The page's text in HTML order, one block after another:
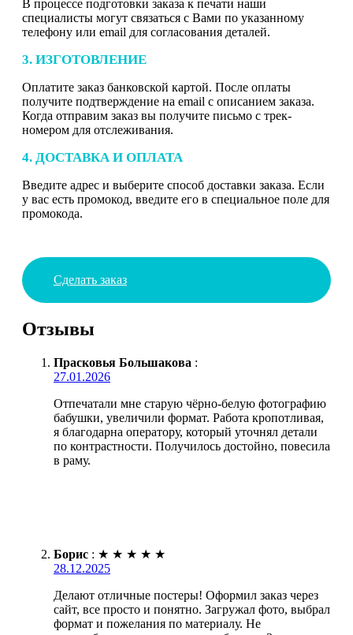
В процессе подготовки заказа к печати наши
специалисты могут связаться с Вами по указанному
телефону или email для согласования деталей.
3. ИЗГОТОВЛЕНИЕ
Оплатите заказ банковской картой. После оплаты
получите подтверждение на email с описанием заказа.
Когда отправим заказ вы получите письмо с трек-
номером для отслеживания.
4. ДОСТАВКА И ОПЛАТА
Введите адрес и выберите способ доставки заказа. Если
у вас есть промокод, введите его в специальное поле для
промокода.
Сделать заказ
Отзывы
Прасковья Большакова :
27.01.2026
Отпечатали мне старую чёрно-белую фотографию
бабушки, увеличили формат. Работа кропотливая,
я благодарна оператору, который уточнял детали
по контрастности. Получилось достойно, повесила
в раму.
Борис : ★ ★ ★ ★ ★
28.12.2025
Делают отличные постеры! Оформил заказ через
сайт, все просто и понятно. Загружал фото, выбрал
формат и пожелания по материалу. Не